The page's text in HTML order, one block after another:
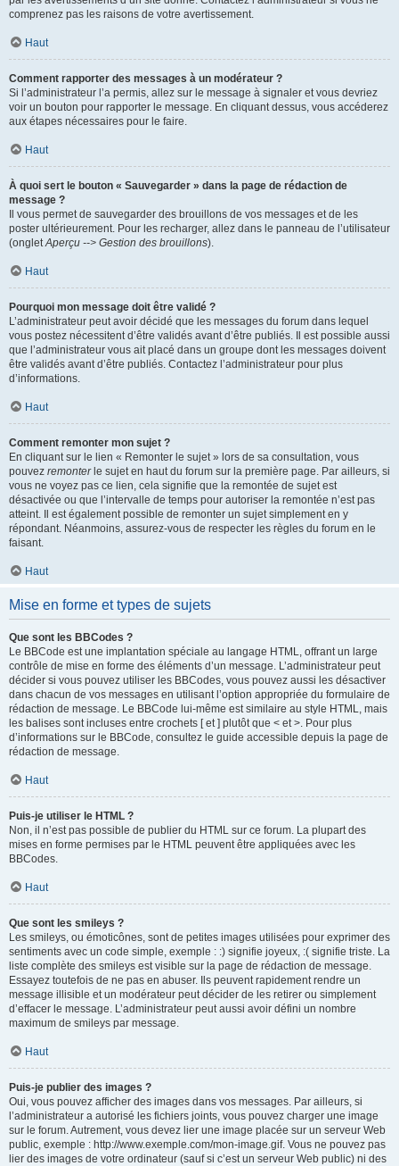
comprenez pas les raisons de votre avertissement.
Haut
Comment rapporter des messages à un modérateur ?
Si l’administrateur l’a permis, allez sur le message à signaler et vous devriez
voir un bouton pour rapporter le message. En cliquant dessus, vous accéderez
aux étapes nécessaires pour le faire.
Haut
À quoi sert le bouton « Sauvegarder » dans la page de rédaction de
message ?
Il vous permet de sauvegarder des brouillons de vos messages et de les
poster ultérieurement. Pour les recharger, allez dans le panneau de l’utilisateur
(ongletAperçu --> Gestion des brouillons).
Haut
Pourquoi mon message doit être validé ?
L’administrateur peut avoir décidé que les messages du forum dans lequel
vous postez nécessitent d’être validés avant d’être publiés. Il est possible aussi
que l’administrateur vous ait placé dans un groupe dont les messages doivent
être validés avant d’être publiés. Contactez l’administrateur pour plus
d’informations.
Haut
Comment remonter mon sujet ?
En cliquant sur le lien « Remonter le sujet » lors de sa consultation, vous
pouvez remonterle sujet en haut du forum sur la première page. Par ailleurs, si
vous ne voyez pas ce lien, cela signifie que la remontée de sujet est
désactivée ou que l’intervalle de temps pour autoriser la remontée n’est pas
atteint. Il est également possible de remonter un sujet simplement en y
répondant. Néanmoins, assurez-vous de respecter les règles du forum en le
faisant.
Haut
Mise en forme et types de sujets
Que sont les BBCodes ?
Le BBCode est une implantation spéciale au langage HTML, offrant un large
contrôle de mise en forme des éléments d’un message. L’administrateur peut
décider si vous pouvez utiliser les BBCodes, vous pouvez aussi les désactiver
dans chacun de vos messages en utilisant l’option appropriée du formulaire de
rédaction de message. Le BBCode lui-même est similaire au style HTML, mais
les balises sont incluses entre crochets [ et ] plutôt que < et >. Pour plus
d’informations sur le BBCode, consultez le guide accessible depuis la page de
rédaction de message.
Haut
Puis-je utiliser le HTML ?
Non, il n’est pas possible de publier du HTML sur ce forum. La plupart des
mises en forme permises par le HTML peuvent être appliquées avec les
BBCodes.
Haut
Que sont les smileys ?
Les smileys, ou émoticônes, sont de petites images utilisées pour exprimer des
sentiments avec un code simple, exemple : :) signifie joyeux, :( signifie triste. La
liste complète des smileys est visible sur la page de rédaction de message.
Essayez toutefois de ne pas en abuser. Ils peuvent rapidement rendre un
message illisible et un modérateur peut décider de les retirer ou simplement
d’effacer le message. L’administrateur peut aussi avoir défini un nombre
maximum de smileys par message.
Haut
Puis-je publier des images ?
Oui, vous pouvez afficher des images dans vos messages. Par ailleurs, si
l’administrateur a autorisé les fichiers joints, vous pouvez charger une image
sur le forum. Autrement, vous devez lier une image placée sur un serveur Web
public, exemple : http://www.exemple.com/mon-image.gif. Vous ne pouvez pas
lier des images de votre ordinateur (sauf si c’est un serveur Web public) ni des